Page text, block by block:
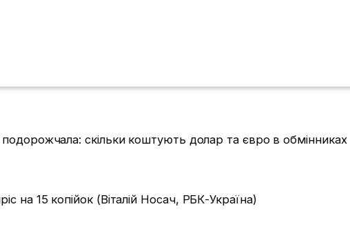
на 15 копійок (Віталій Носач, РБК-Україна)